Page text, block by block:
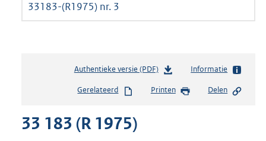
33183-(R1975) nr. 3
Authentieke versie (PDF)b
s
Informatie
Gerelateerd Printen Delen
33 183 (R 1975)